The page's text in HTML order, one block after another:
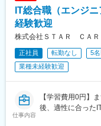
駅、北鎌倉駅、大
座間駅、三崎口駅
駅、稲田堤駅、新
駅(神奈川県)、相
台駅、辻堂駅、南
ーランド・ステー
新津田沼駅、京成
市駅、流山駅、上
とうきょうスカイ
トウェイ駅、西日
松原駅(東京都)、
駅、朝霞駅、千葉
駅、国府台駅、千
きの駅、琴似駅(函
駅、静岡駅、仙台
高野駅(東京都)、
駅、明治神宮前駅
沢大学駅、二子新
IT総合職（エンジ
経験歓迎
株式会社ＳＴＡＲ ＣＡＲ
正社員 転勤なし 5
業種未経験歓迎
仕事内容
【学習費用0円】
後、適性に合った